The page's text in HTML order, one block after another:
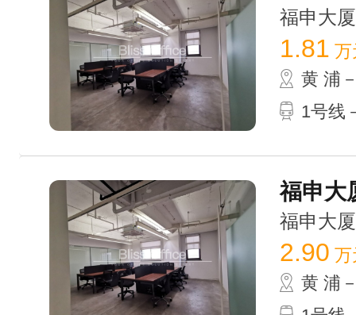
福申大
1.81 万
黄 浦
1号线
福申大
福申大
2.90 万
黄 浦